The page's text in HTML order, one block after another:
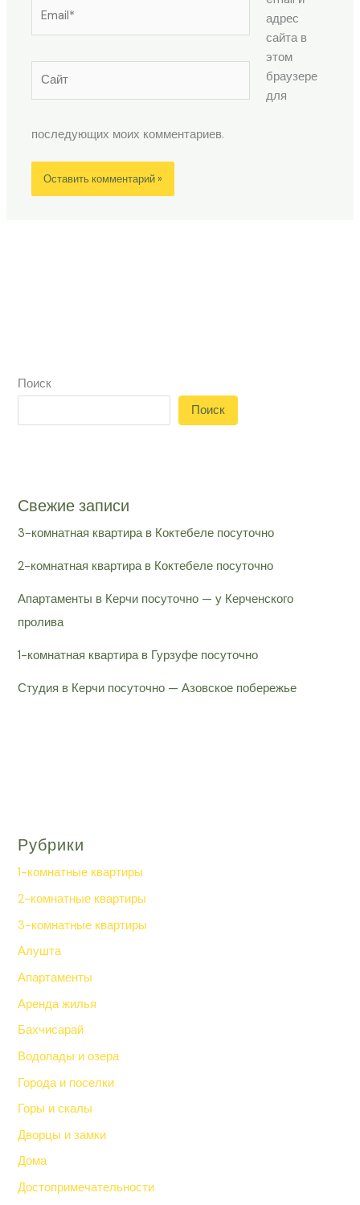
адрес
сайта в
этом
браузере
для
последующих моих комментариев.
Поиск
Поиск
Свежие записи
3-комнатная квартира в Коктебеле посуточно
2-комнатная квартира в Коктебеле посуточно
Апартаменты в Керчи посуточно — у Керченского
пролива
1-комнатная квартира в Гурзуфе посуточно
Студия в Керчи посуточно — Азовское побережье
Рубрики
1-комнатные квартиры
2-комнатные квартиры
3-комнатные квартиры
Алушта
Апартаменты
Аренда жилья
Бахчисарай
Водопады и озера
Города и поселки
Горы и скалы
Дворцы и замки
Дома
Достопримечательности